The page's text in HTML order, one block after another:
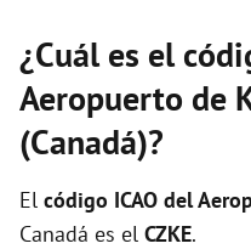
¿Cuál es el
Aeropuerto de
(Canadá)?
El código ICAO del
Canadá es el CZKE.